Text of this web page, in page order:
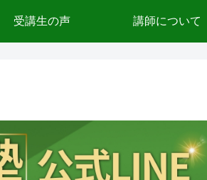
受講生の声 講師について